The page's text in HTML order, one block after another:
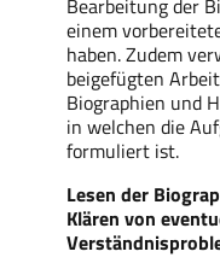
einem
haben. Zudem
beigefügten
Biographien und
in welchen die
formuliert ist.
Lesen der
Klären von